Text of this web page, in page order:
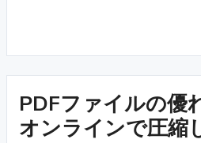
PDFファイルの優
オンラインで圧縮